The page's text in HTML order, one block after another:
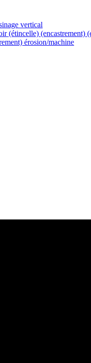
vertical
(étincelle) (encastrement)
érosion/machine